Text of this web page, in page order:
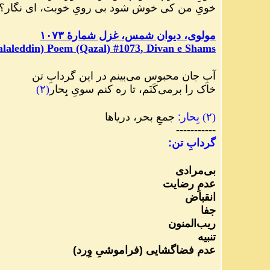
خویِ من کی خوش شود بی‌ رویِ خوبت، ای نگار؟
مولوی، دیوان شمس، غزل شمارهٔ ۱۰۷۳
Poem (Qazal) #1073, Divan e Shams
آبِ جان محبوس می‌بینم در این گردابِ تن
خاک را برمی‌کَنَم، تا ره کنم سویِ بِحار (۲)
(۲) بِحار : جمعِ بحر، دریاها
-----------
گردابِ تن:
بی‌مرادی
عدمِ رضایت
انقباض
جفا
ریب‌المنون
تنبیه
عدم فضاگشایی (فراموشیِ وِرد)